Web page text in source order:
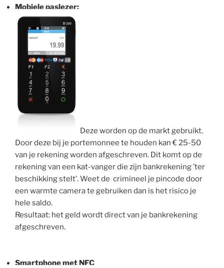
Mobiele paslezer:
Deze worden op de markt gebruikt.
Door deze bij je portemonnee te houden kan € 25-50
van je rekening worden afgeschreven. Dit komt op de
rekening van een kat-vanger die zijn bankrekening ’ter
beschikking stelt’. Weet de crimineel je pincode door
een warmte camera te gebruiken dan is het risico je
hele saldo.
Resultaat: het geld wordt direct van je bankrekening
afgeschreven.
Smartphone met NFC